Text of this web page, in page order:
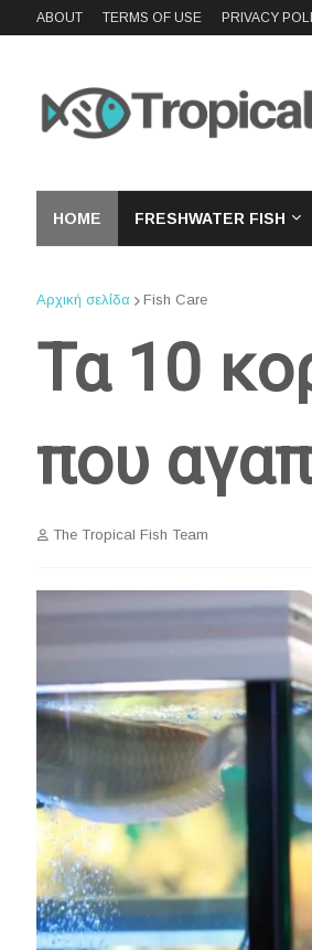
ABOUT TERMS OF USE PRIVACY
HOME FRESHWATER FISH
Αρχική σελίδα Fish Care
Τα 10
που
The Tropical Fish Team